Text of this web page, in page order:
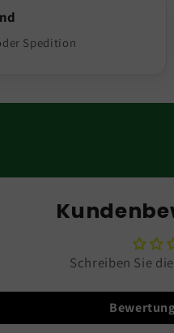
Spedition
Schreiben Sie